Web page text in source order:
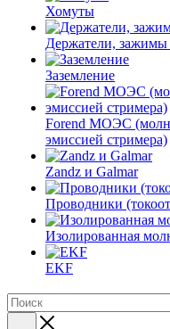
Хомуты
Держатели, зажимы
Заземление
Forend МОЭС
эмиссией стримера)
Zandz и Galmar
Проводники
Изолированная
EKF